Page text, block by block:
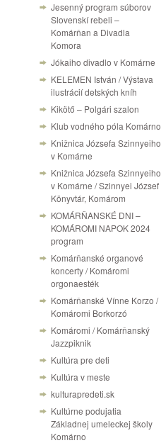
Jesenný program súborov
Slovenskí rebeli –
Komárňan a Divadla
Komora
Jókaiho divadlo v Komárne
KELEMEN István / Výstava
ilustrácií detských kníh
Kikötő – Polgári szalon
Klub vodného póla Komárno
Knižnica Józsefa Szinnyeiho
v Komárne
Knižnica Józsefa Szinnyeiho
v Komárne / Szinnyei József
Könyvtár, Komárom
KOMÁRŇANSKÉ DNI –
KOMÁROMI NAPOK 2024
program
Komárňanské organové
koncerty / Komáromi
orgonaesték
Komárňanské Vínne Korzo /
Komáromi Borkorzó
Komáromi / Komárňanský
Jazzpiknik
Kultúra pre deti
Kultúra v meste
kulturapredeti.sk
Kultúrne podujatia
Základnej umeleckej školy
Komárno